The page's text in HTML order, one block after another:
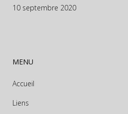
10 septembre 2020
MENU
Accueil
Liens